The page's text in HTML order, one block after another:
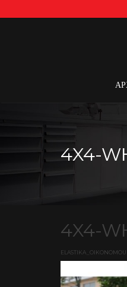
4X4-
4X4-
ELASTIKA_OIKONOMOU